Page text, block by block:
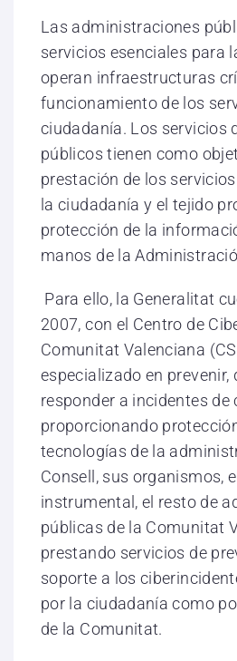
Las administraciones
servicios esenciales para
operan infraestructuras
funcionamiento de los
ciudadanía. Los servicios
públicos tienen como
prestación de los
la ciudadanía y el tejido
protección de la
manos de la
Para ello, la Generalitat
2007, con el Centro de
Comunitat Valenciana
especializado en prevenir,
responder a incidentes de
proporcionando
tecnologías de la
Consell, sus organismos,
instrumental, el resto de
públicas de la Comunitat
prestando servicios de
soporte a los
por la ciudadanía como
de la Comunitat.